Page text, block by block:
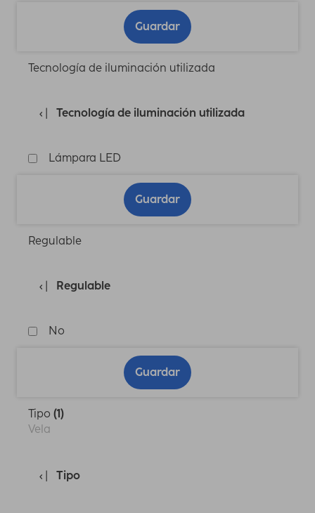
Guardar
Tecnología de iluminación utilizada
Tecnología de iluminación utilizada
Lámpara LED
Guardar
Regulable
Regulable
No
Guardar
Tipo (1)
Vela
Tipo